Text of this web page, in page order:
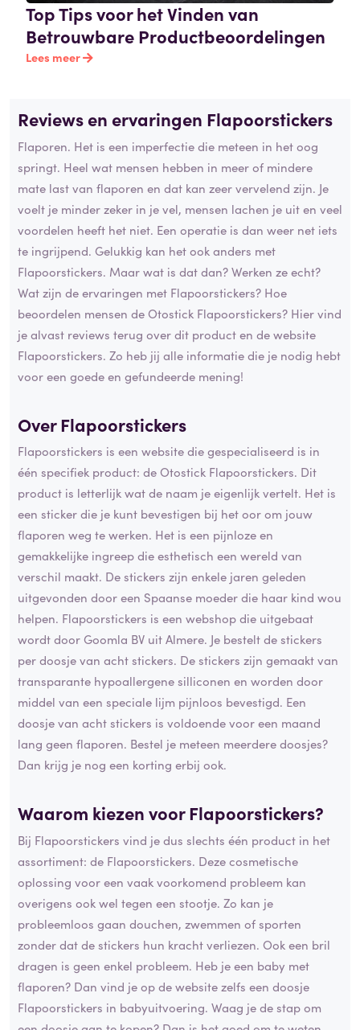
Top Tips voor het Vinden van
Betrouwbare Productbeoordelingen
Lees meer
Reviews en ervaringen Flapoorstickers
Flaporen. Het is een imperfectie die meteen in het oog
springt. Heel wat mensen hebben in meer of mindere
mate last van flaporen en dat kan zeer vervelend zijn. Je
voelt je minder zeker in je vel, mensen lachen je uit en veel
voordelen heeft het niet. Een operatie is dan weer net iets
te ingrijpend. Gelukkig kan het ook anders met
Flapoorstickers. Maar wat is dat dan? Werken ze echt?
Wat zijn de ervaringen met Flapoorstickers? Hoe
beoordelen mensen de Otostick Flapoorstickers? Hier vind
je alvast reviews terug over dit product en de website
Flapoorstickers. Zo heb jij alle informatie die je nodig hebt
voor een goede en gefundeerde mening!
Over Flapoorstickers
Flapoorstickers is een website die gespecialiseerd is in
één specifiek product: de Otostick Flapoorstickers. Dit
product is letterlijk wat de naam je eigenlijk vertelt. Het is
een sticker die je kunt bevestigen bij het oor om jouw
flaporen weg te werken. Het is een pijnloze en
gemakkelijke ingreep die esthetisch een wereld van
verschil maakt. De stickers zijn enkele jaren geleden
uitgevonden door een Spaanse moeder die haar kind wou
helpen. Flapoorstickers is een webshop die uitgebaat
wordt door Goomla BV uit Almere. Je bestelt de stickers
per doosje van acht stickers. De stickers zijn gemaakt van
transparante hypoallergene silliconen en worden door
middel van een speciale lijm pijnloos bevestigd. Een
doosje van acht stickers is voldoende voor een maand
lang geen flaporen. Bestel je meteen meerdere doosjes?
Dan krijg je nog een korting erbij ook.
Waarom kiezen voor Flapoorstickers?
Bij Flapoorstickers vind je dus slechts één product in het
assortiment: de Flapoorstickers. Deze cosmetische
oplossing voor een vaak voorkomend probleem kan
overigens ook wel tegen een stootje. Zo kan je
probleemloos gaan douchen, zwemmen of sporten
zonder dat de stickers hun kracht verliezen. Ook een bril
dragen is geen enkel probleem. Heb je een baby met
flaporen? Dan vind je op de website zelfs een doosje
Flapoorstickers in babyuitvoering. Waag je de stap om